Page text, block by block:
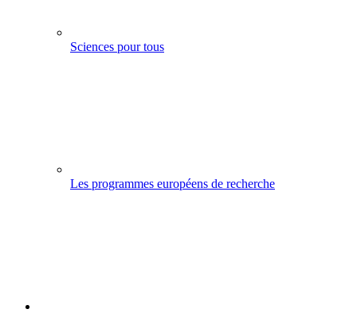
Sciences pour tous
Les programmes européens de recherche